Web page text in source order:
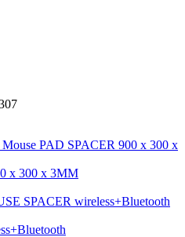
x 300 x 3MM